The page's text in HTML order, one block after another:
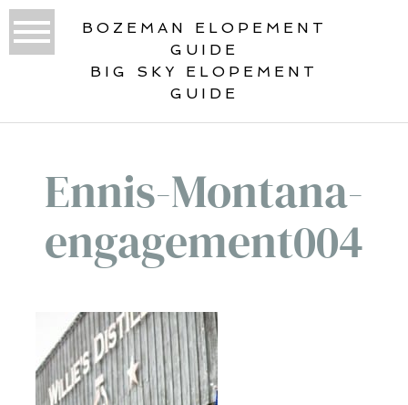
BOZEMAN ELOPEMENT
GUIDE
BIG SKY ELOPEMENT
GUIDE
Ennis-Montana-
engagement004